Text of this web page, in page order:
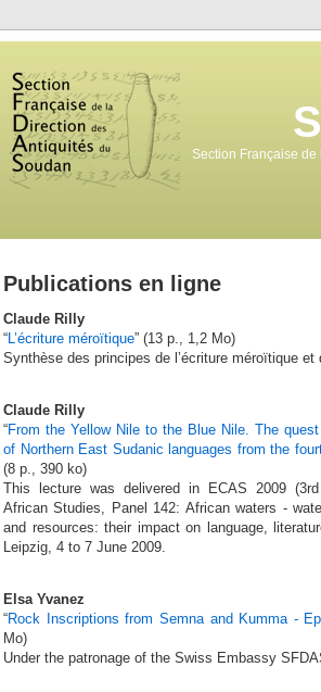
Section Française
Publications en ligne
Claude Rilly
“L’écriture méroïtique” (13 p., 1,2 Mo)
Synthèse des principes de l’écriture méroïtique et
Claude Rilly
“From the Yellow Nile to the Blue Nile. The
of Northern East Sudanic languages from the
(8 p., 390 ko)
This lecture was delivered in ECAS 2009
African Studies, Panel 142: African waters -
and resources: their impact on language,
Leipzig, 4 to 7 June 2009.
Elsa Yvanez
“Rock Inscriptions from Semna and Kumma -
Mo)
Under the patronage of the Swiss Embassy